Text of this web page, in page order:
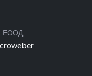
ЕООД